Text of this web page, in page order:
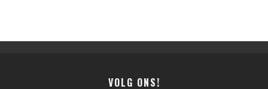
VOLG ONS!